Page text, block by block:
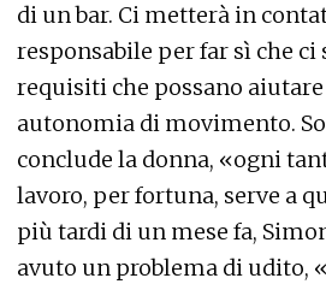
di un bar. Ci metterà in
responsabile per far sì che
requisiti che possano
autonomia di movimento.
conclude la donna, «ogni
lavoro, per fortuna, serve a
più tardi di un mese fa,
avuto un problema di udito,